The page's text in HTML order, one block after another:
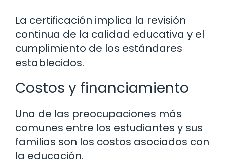
La certificación implica la revisión
continua de la calidad educativa y el
cumplimiento de los estándares
establecidos.
Costos y financiamiento
Una de las preocupaciones más
comunes entre los estudiantes y sus
familias son los costos asociados con
la educación.